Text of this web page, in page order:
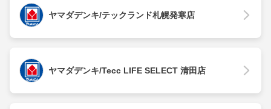
ヤマダデンキ/テックランド札幌発寒店
ヤマダデンキ/Tecc LIFE SELECT 清田店